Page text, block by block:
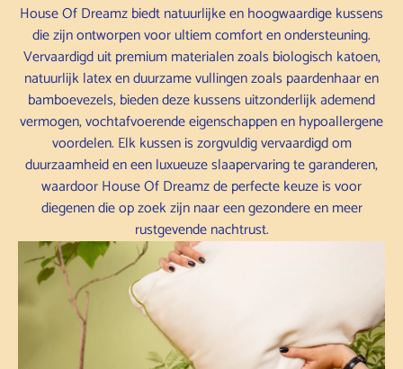
House Of Dreamz biedt natuurlijke en hoogwaardige kussens
die zijn ontworpen voor ultiem comfort en ondersteuning.
Vervaardigd uit premium materialen zoals biologisch katoen,
natuurlijk latex en duurzame vullingen zoals paardenhaar en
bamboevezels, bieden deze kussens uitzonderlijk ademend
vermogen, vochtafvoerende eigenschappen en hypoallergene
voordelen. Elk kussen is zorgvuldig vervaardigd om
duurzaamheid en een luxueuze slaapervaring te garanderen,
waardoor House Of Dreamz de perfecte keuze is voor
diegenen die op zoek zijn naar een gezondere en meer
rustgevende nachtrust.